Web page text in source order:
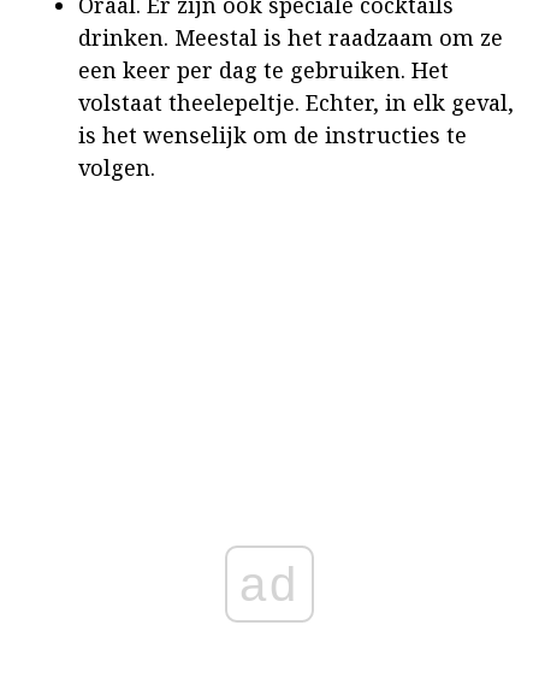
drinken. Meestal is het raadzaam om ze
een keer per dag te gebruiken. Het
volstaat theelepeltje. Echter, in elk geval,
is het wenselijk om de instructies te
volgen.
ad